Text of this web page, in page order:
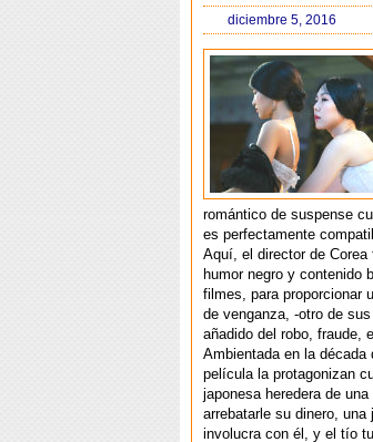
diciembre 5, 2016
romántico de suspense
es perfectamente
Aquí, el director de
humor negro y contenido
filmes, para proporcionar
de venganza, -otro de
añadido del robo, fraude,
Ambientada en la
película la protagonizan
japonesa heredera de
arrebatarle su dinero,
involucra con él, y el tío